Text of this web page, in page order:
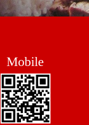
Mobile